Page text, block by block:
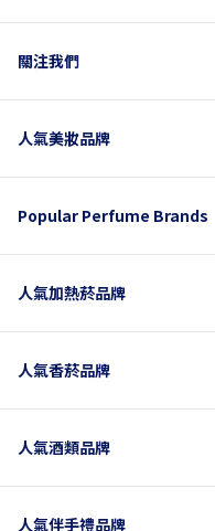
關注我們
人氣美妝品牌
Popular Perfume Brands
人氣加熱菸品牌
人氣香菸品牌
人氣酒類品牌
人氣伴手禮品牌